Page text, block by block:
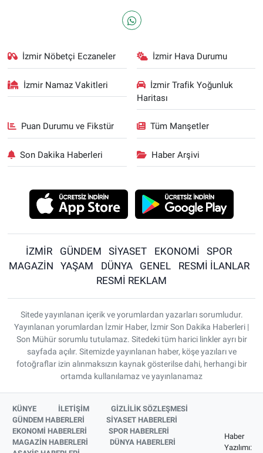
İzmir Nöbetçi Eczaneler İzmir Hava Durumu
İzmir Namaz Vakitleri
İzmir Trafik Yoğunluk
Haritası
Puan Durumu ve Fikstür Tüm Manşetler
Son Dakika Haberleri Haber Arşivi
İZMİR GÜNDEM SİYASET EKONOMİ
SPOR
MAGAZİN
YAŞAM DÜNYA GENEL
RESMİ İLANLAR
RESMİ REKLAM
Sitede yayınlanan içerik ve yorumlardan yazarları sorumludur.
Yayınlanan yorumlardan İzmir Haber, İzmir Son Dakika Haberleri |
Son Mühür sorumlu tutulamaz. Sitedeki tüm harici linkler ayrı bir
sayfada açılır. Sitemizde yayınlanan haber, köşe yazıları ve
fotoğraflar izin alınmaksızın kaynak gösterilse dahi, herhangi bir
ortamda kullanılamaz ve yayınlanamaz
KÜNYE İLETİŞİM
GİZLİLİK SÖZLEŞMESİ
GÜNDEM HABERLERİ
SİYASET HABERLERİ
EKONOMİ HABERLERİ
SPOR HABERLERİ
MAGAZİN HABERLERİ
DÜNYA HABERLERİ
Haber
Yazılımı: